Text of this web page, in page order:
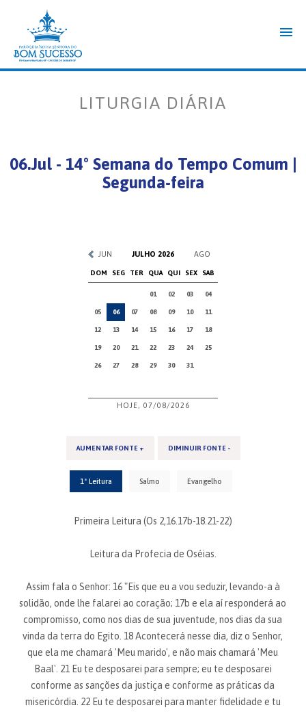
LITURGIA DIÁRIA
06.Jul - 14º Semana do Tempo Comum |
Segunda-feira
JUN JULHO 2026 AGO
DOM SEG TER QUA QUI SEX SAB
01 02 03 04
05 06 07 08 09 10 11
12 13 14 15 16 17 18
19 20 21 22 23 24 25
26 27 28 29 30 31
HOJE, 07/08/2026
AUMENTAR FONTE + DIMINUIR FONTE -
1ª Leitura Salmo Evangelho
Primeira Leitura (Os 2,16.17b-18.21-22)
Leitura da Profecia de Oséias.
Assim fala o Senhor: 16 "Eis que eu a vou seduzir, levando-a à
solidão, onde lhe falarei ao coração; 17b e ela aí responderá ao
compromisso, como nos dias de sua juventude, nos dias da sua
vinda da terra do Egito. 18 Acontecerá nesse dia, diz o Senhor,
que ela me chamará 'Meu marido', e não mais chamará 'Meu
Baal'. 21 Eu te desposarei para sempre; eu te desposarei
conforme as sanções da justiça e conforme as práticas da
misericórdia. 22 Eu te desposarei para manter fidelidade e tu